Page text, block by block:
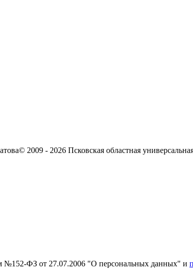
© 2009 - 2026 Псковская областная
№152-ФЗ от 27.07.2006 "О персональных данных" и